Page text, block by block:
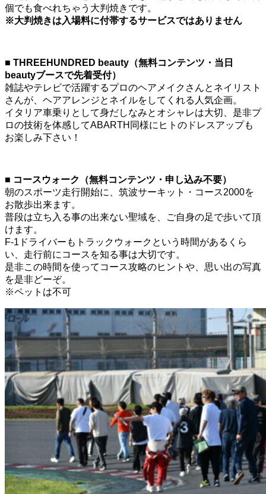
個でも食べれちゃう大判焼きです。
※大判焼きは入場料に付帯するサービスではありません
■ THREEHUNDRED beauty（無料コンテンツ・当日
beautyブースで先着受付）
雑誌やテレビで活躍するプロのヘアメイクさんとネイリスト
さんが、ヘアアレンジとネイルをしてくれる人気企画。
イタリア車乗りとして身だしなみとオシャレは大切、是非プ
ロの技術を体感してABARTH同様にヒトのドレスアップも
お楽しみ下さい！
■ コースウォーク（無料コンテンツ・申し込み不要）
朝のスポーツ走行開始に、筑波サーキット・コース2000を
お散歩出来ます。
普段は立ち入る事の出来ない聖域を、ご自身の足で歩いて頂
けます。
F-1ドライバーもトラックウォークという時間があるくら
い、走行前にコースを知る事は大切です。
是非この時間を使ってコース攻略のヒントや、思い出の写真
を是非どーぞ。
※ペットは不可